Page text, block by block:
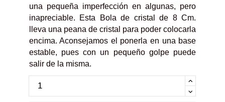
una pequeña imperfección en algunas, pero
inapreciable. Esta Bola de cristal de 8 Cm.
lleva una peana de cristal para poder colocarla
encima. Aconsejamos el ponerla en una base
estable, pues con un pequeño golpe puede
salir de la misma.